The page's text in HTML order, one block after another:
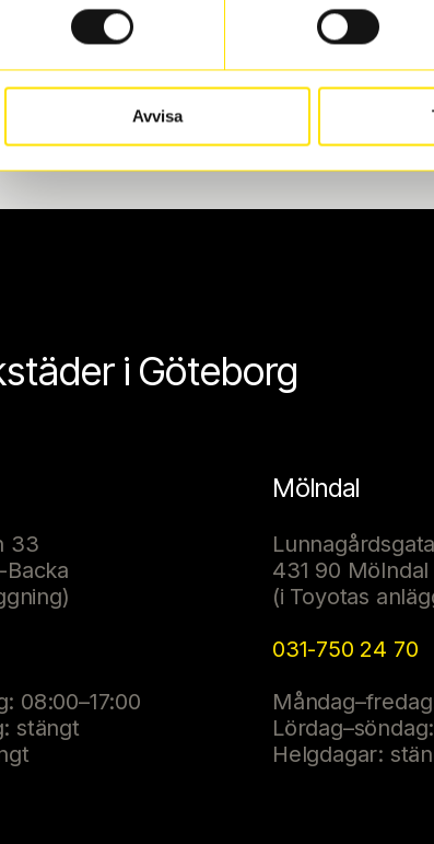
Avvisa
anger du datum och tid för upphämtning eller
i Göteborg
33
08:00–17:00
stängt
Mölndal
431 90 Mölndal
(i Toyotas
031-750 24 70
Helgdagar: